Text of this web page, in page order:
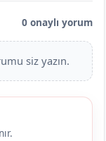
0 onaylı yorum
siz yazın.